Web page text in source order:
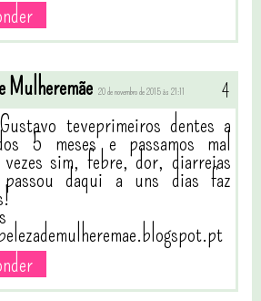
Mulheremãe 20 de novembro de 2015 às 21:11
teveprimeiros dentes a
5 meses e passamos mal
vezes sim, febre, dor, diarreias
daqui a uns dias faz